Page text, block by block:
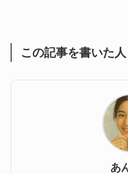
この記事を書いた人
あ